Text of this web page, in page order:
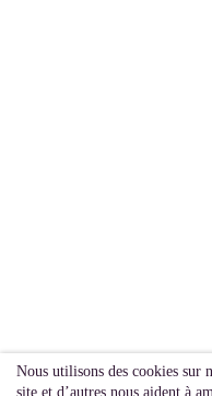
Nous utilisons des cookies sur
site et d’autres nous aident à